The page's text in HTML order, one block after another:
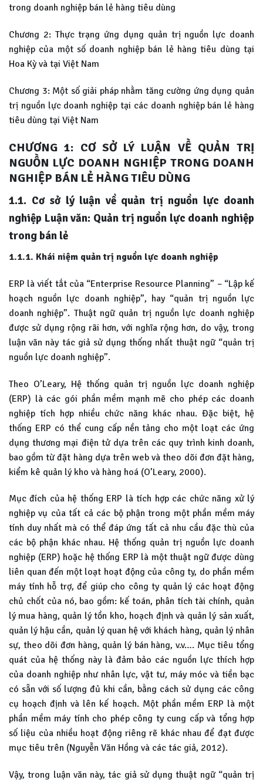
trong doanh nghiệp bán lẻ hàng tiêu dùng
Chương 2: Thực trạng ứng dụng quản trị nguồn lực doanh
nghiệp của một số doanh nghiệp bán lẻ hàng tiêu dùng tại
Hoa Kỳ và tại Việt Nam
Chương 3: Một số giải pháp nhằm tăng cường ứng dụng quản
trị nguồn lực doanh nghiệp tại các doanh nghiệp bán lẻ hàng
tiêu dùng tại Việt Nam
CHƯƠNG 1: CƠ SỞ LÝ LUẬN VỀ QUẢN TRỊ
NGUỒN LỰC DOANH NGHIỆP TRONG DOANH
NGHIỆP BÁN LẺ HÀNG TIÊU DÙNG
1.1. Cơ sở lý luận về quản trị nguồn lực doanh
nghiệp Luận văn: Quản trị nguồn lực doanh nghiệp
trong bán lẻ
1.1.1. Khái niệm quản trị nguồn lực doanh nghiệp
ERP là viết tắt của “Enterprise Resource Planning” – “Lập kế
hoạch nguồn lực doanh nghiệp”, hay “quản trị nguồn lực
doanh nghiệp”. Thuật ngữ quản trị nguồn lực doanh nghiệp
được sử dụng rộng rãi hơn, với nghĩa rộng hơn, do vậy, trong
luận văn này tác giả sử dụng thống nhất thuật ngữ “quản trị
nguồn lực doanh nghiệp”.
Theo O’Leary, Hệ thống quản trị nguồn lực doanh nghiệp
(ERP) là các gói phần mềm mạnh mẽ cho phép các doanh
nghiệp tích hợp nhiều chức năng khác nhau. Đặc biệt, hệ
thống ERP có thể cung cấp nền tảng cho một loạt các ứng
dụng thương mại điện tử dựa trên các quy trình kinh doanh,
bao gồm từ đặt hàng dựa trên web và theo dõi đơn đặt hàng,
kiểm kê quản lý kho và hàng hoá (O’Leary, 2000).
Mục đích của hệ thống ERP là tích hợp các chức năng xử lý
nghiệp vụ của tất cả các bộ phận trong một phần mềm máy
tính duy nhất mà có thể đáp ứng tất cả nhu cầu đặc thù của
các bộ phận khác nhau. Hệ thống quản trị nguồn lực doanh
nghiệp (ERP) hoặc hệ thống ERP là một thuật ngữ được dùng
liên quan đến một loạt hoạt động của công ty, do phần mềm
máy tính hỗ trợ, để giúp cho công ty quản lý các hoạt động
chủ chốt của nó, bao gồm: kế toán, phân tích tài chính, quản
lý mua hàng, quản lý tồn kho, hoạch định và quản lý sản xuất,
quản lý hậu cần, quản lý quan hệ với khách hàng, quản lý nhân
sự, theo dõi đơn hàng, quản lý bán hàng, v.v…. Mục tiêu tổng
quát của hệ thống này là đảm bảo các nguồn lực thích hợp
của doanh nghiệp như nhân lực, vật tư, máy móc và tiền bạc
có sẵn với số lượng đủ khi cần, bằng cách sử dụng các công
cụ hoạch định và lên kế hoạch. Một phần mềm ERP là một
phần mềm máy tính cho phép công ty cung cấp và tổng hợp
số liệu của nhiều hoạt động riêng rẽ khác nhau để đạt được
mục tiêu trên (Nguyễn Văn Hồng và các tác giả, 2012).
Vậy, trong luận văn này, tác giả sử dụng thuật ngữ “quản trị